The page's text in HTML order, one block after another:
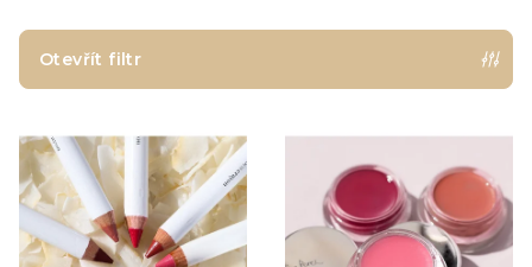
í
r
o
d
u
k
t
Otevřít filtr
ý
p
i
s